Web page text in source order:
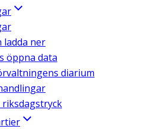
ladda ner
öppna data
diarium